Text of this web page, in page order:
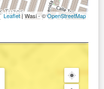
Leaflet| Wasi - ©OpenStreetMap